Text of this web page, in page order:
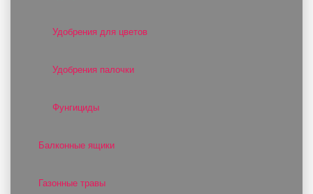
Удобрения для цветов
Удобрения палочки
Фунгициды
Балконные ящики
Газонные травы